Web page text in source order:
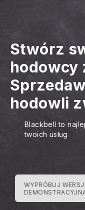
Stwórz
hodowcy
hodowli
Blackbell to
twoich usług
WYPRÓBUJ